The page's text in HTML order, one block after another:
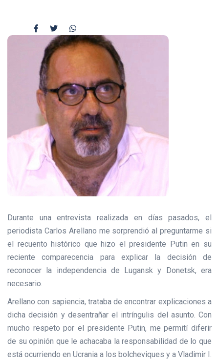
Durante una entrevista realizada en días pasados, el
periodista Carlos Arellano me sorprendió al preguntarme si
el recuento histórico que hizo el presidente Putin en su
reciente comparecencia para explicar la decisión de
reconocer la independencia de Lugansk y Donetsk, era
necesario.
Arellano con sapiencia, trataba de encontrar explicaciones a
dicha decisión y desentrañar el intríngulis del asunto. Con
mucho respeto por el presidente Putin, me permití diferir
de su opinión que le achacaba la responsabilidad de lo que
está ocurriendo en Ucrania a los bolcheviques y a Vladimir I.